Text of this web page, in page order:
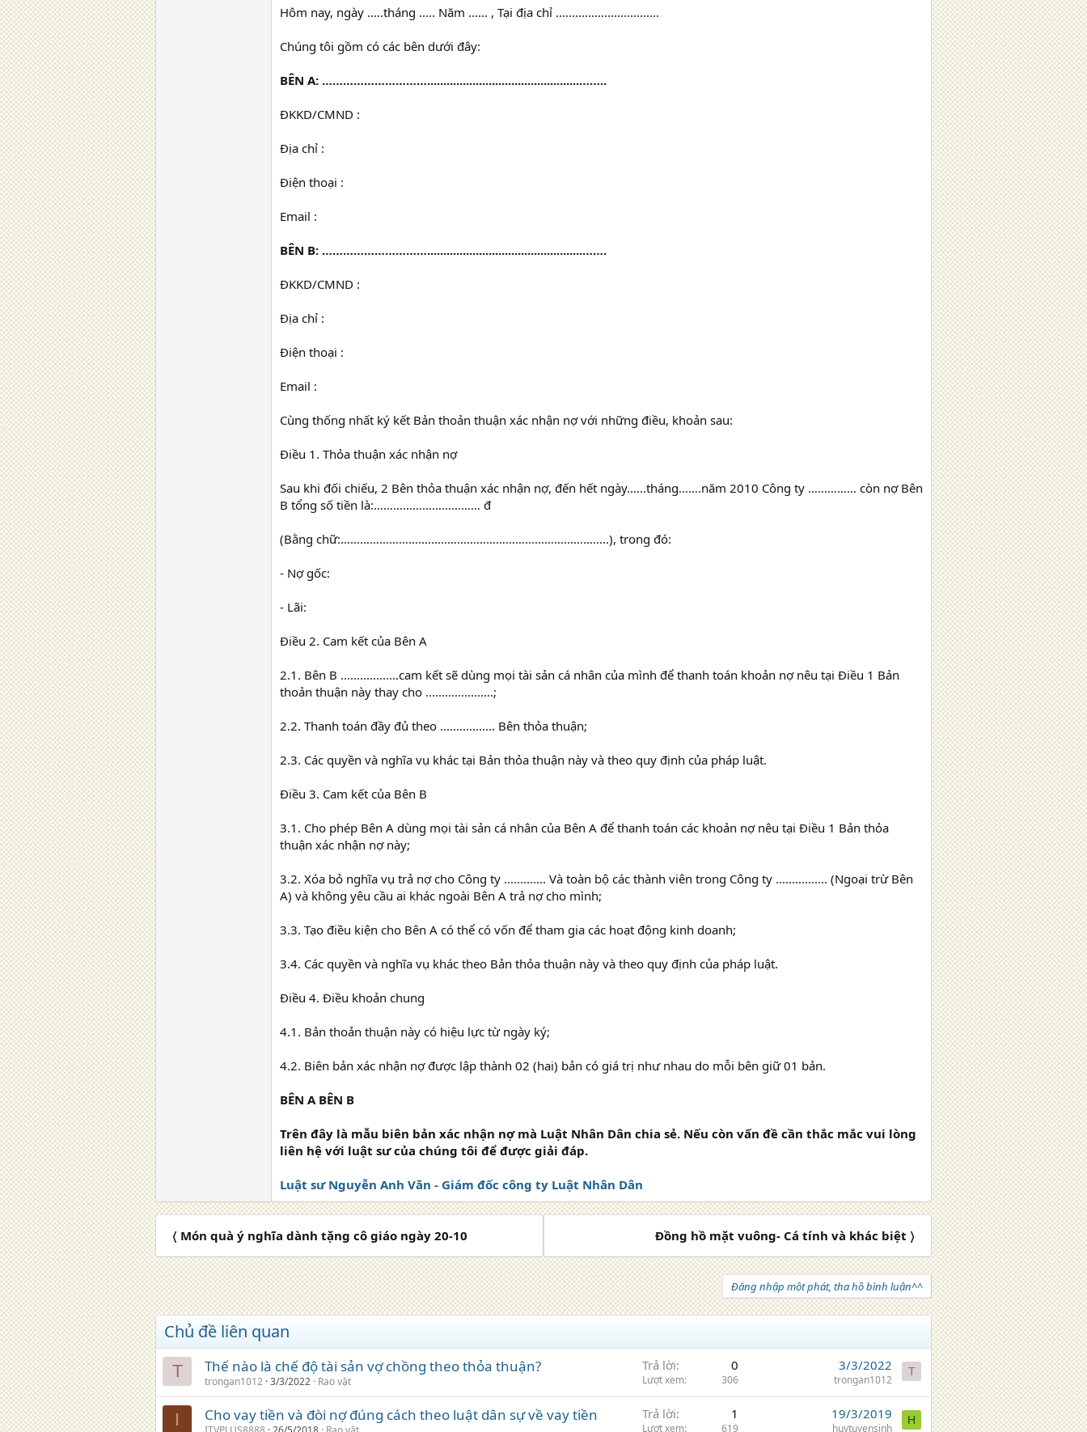
Hôm nay, ngày .....tháng ..... Năm ...... , Tại địa chỉ ................................
Chúng tôi gồm có các bên dưới đây:
BÊN A: …………………………...............................................……..
ĐKKD/CMND :
Địa chỉ :
Điện thoại :
Email :
BÊN B: …………………………................................................…….
ĐKKD/CMND :
Địa chỉ :
Điện thoại :
Email :
Cùng thống nhất ký kết Bản thoản thuận xác nhận nợ với những điều, khoản sau:
Điều 1. Thỏa thuận xác nhận nợ
Sau khi đối chiếu, 2 Bên thỏa thuận xác nhận nợ, đến hết ngày……tháng…….năm 2010 Công ty …………… còn nợ Bên
B tổng số tiền là:…………………………… đ
(Bằng chữ:………………………………………………………………………..), trong đó:
- Nợ gốc:
- Lãi:
Điều 2. Cam kết của Bên A
2.1. Bên B ..................cam kết sẽ dùng mọi tài sản cá nhân của mình để thanh toán khoản nợ nêu tại Điều 1 Bản
thoản thuận này thay cho .....................;
2.2. Thanh toán đầy đủ theo ................. Bên thỏa thuận;
2.3. Các quyền và nghĩa vụ khác tại Bản thỏa thuận này và theo quy định của pháp luật.
Điều 3. Cam kết của Bên B
3.1. Cho phép Bên A dùng mọi tài sản cá nhân của Bên A để thanh toán các khoản nợ nêu tại Điều 1 Bản thỏa
thuận xác nhận nợ này;
3.2. Xóa bỏ nghĩa vụ trả nợ cho Công ty ............. Và toàn bộ các thành viên trong Công ty ................ (Ngoại trừ Bên
A) và không yêu cầu ai khác ngoài Bên A trả nợ cho mình;
3.3. Tạo điều kiện cho Bên A có thể có vốn để tham gia các hoạt động kinh doanh;
3.4. Các quyền và nghĩa vụ khác theo Bản thỏa thuận này và theo quy định của pháp luật.
Điều 4. Điều khoản chung
4.1. Bản thoản thuận này có hiệu lực từ ngày ký;
4.2. Biên bản xác nhận nợ được lập thành 02 (hai) bản có giá trị như nhau do mỗi bên giữ 01 bản.
BÊN A BÊN B
Trên đây là mẫu biên bản xác nhận nợ mà Luật Nhân Dân chia sẻ. Nếu còn vấn đề cần thắc mắc vui lòng
liên hệ với luật sư của chúng tôi để được giải đáp.
Luật sư Nguyễn Anh Văn - Giám đốc công ty Luật Nhân Dân
〈 Món quà ý nghĩa dành tặng cô giáo ngày 20-10 Đồng hồ mặt vuông- Cá tính và khác biệt 〉
Đăng nhập một phát, tha hồ bình luận^^
Chủ đề liên quan
T Thế nào là chế độ tài sản vợ chồng theo thỏa thuận?
trongan1012 3/3/2022 Rao vặt
Trả lời 0
Lượt xem 306
3/3/2022
trongan1012
T
I Cho vay tiền và đòi nợ đúng cách theo luật dân sự về vay tiền Trả lời 1
Lượt xem 619
19/3/2019
huytuyensinh
H